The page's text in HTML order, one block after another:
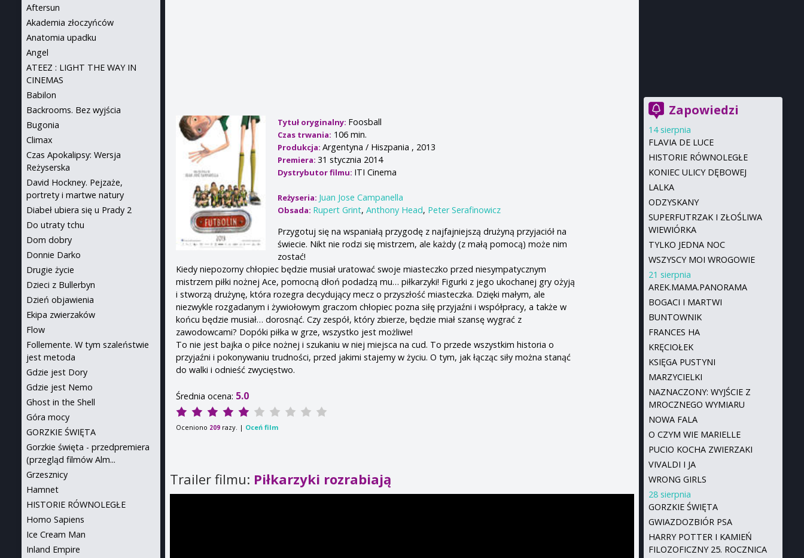
Tytuł oryginalny: Foosball
Czas trwania: 106 min.
Produkcja:Argentyna / Hiszpania , 2013
Premiera:31 stycznia 2014
Dystrybutor filmu: ITI Cinema
Reżyseria: Juan Jose Campanella
Obsada: Rupert Grint,Anthony Head, Peter Serafinowicz
Przygotuj się na wspaniałą przygodę z najfajniejszą drużyną przyjaciół na
świecie. Nikt nie rodzi się mistrzem, ale każdy (z małą pomocą) może nim
zostać!
Kiedy niepozorny chłopiec będzie musiał uratować swoje miasteczko przed niesympatycznym
mistrzem piłki nożnej Ace, pomocną dłoń podadzą mu… piłkarzyki! Figurki z jego ukochanej gry ożyją
i stworzą drużynę, która rozegra decydujący mecz o przyszłość miasteczka. Dzięki małym, ale
niezwykle rozgadanym i żywiołowym graczom chłopiec pozna siłę przyjaźni i współpracy, a także w
końcu będzie musiał… dorosnąć. Czy zespół, który zbierze, będzie miał szansę wygrać z
zawodowcami? Dopóki piłka w grze, wszystko jest możliwe!
To nie jest bajka o piłce nożnej i szukaniu w niej miejsca na cud. To przede wszystkim historia o
przyjaźni i pokonywaniu trudności, przed jakimi stajemy w życiu. O tym, jak łącząc siły można stanąć
do walki i odnieść zwycięstwo.
Średnia ocena: 5.0
Oceniono 209 razy. | Oceń film
Trailer filmu: Piłkarzyki rozrabiają
Zapowiedzi
14 sierpnia
FLAVIA DE LUCE
HISTORIE RÓWNOLEGŁE
KONIEC ULICY DĘBOWEJ
LALKA
ODZYSKANY
SUPERFUTRZAK I ZŁOŚLIWA
WIEWIÓRKA
TYLKO JEDNA NOC
WSZYSCY MOI WROGOWIE
21 sierpnia
AREK.MAMA.PANORAMA
BOGACI I MARTWI
BUNTOWNIK
FRANCES HA
KRĘCIOŁEK
KSIĘGA PUSTYNI
MARZYCIELKI
NAZNACZONY: WYJŚCIE Z
MROCZNEGO WYMIARU
NOWA FALA
O CZYM WIE MARIELLE
PUCIO KOCHA ZWIERZAKI
VIVALDI I JA
WRONG GIRLS
28 sierpnia
GORZKIE ŚWIĘTA
GWIAZDOZBIÓR PSA
HARRY POTTER I KAMIEŃ
FILOZOFICZNY 25. ROCZNICA
Aftersun
Akademia złoczyńców
Anatomia upadku
Angel
ATEEZ : LIGHT THE WAY IN
CINEMAS
Babilon
Backrooms. Bez wyjścia
Bugonia
Climax
Czas Apokalipsy: Wersja
Reżyserska
David Hockney. Pejzaże,
portrety i martwe natury
Diabeł ubiera się u Prady 2
Do utraty tchu
Dom dobry
Donnie Darko
Drugie życie
Dzieci z Bullerbyn
Dzień objawienia
Ekipa zwierzaków
Flow
Follemente. W tym szaleństwie
jest metoda
Gdzie jest Dory
Gdzie jest Nemo
Ghost in the Shell
Góra mocy
GORZKIE ŚWIĘTA
Gorzkie święta - przedpremiera
(przegląd filmów Alm...
Grzesznicy
Hamnet
HISTORIE RÓWNOLEGŁE
Homo Sapiens
Ice Cream Man
Inland Empire